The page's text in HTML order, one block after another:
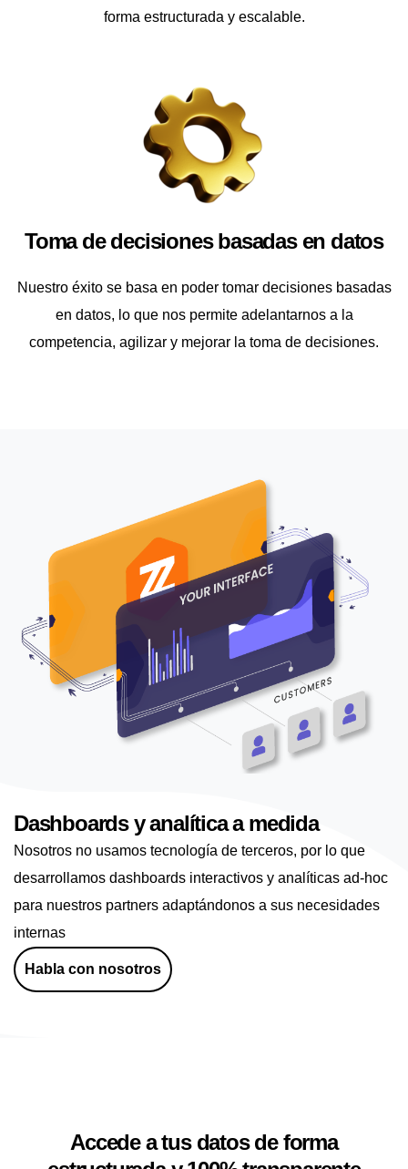
forma estructurada y escalable.
Toma de decisiones basadas en datos
Nuestro éxito se basa en poder tomar decisiones basadas
en datos, lo que nos permite adelantarnos a la
competencia, agilizar y mejorar la toma de decisiones.
Dashboards y analítica a medida
Nosotros no usamos tecnología de terceros, por lo que
desarrollamos dashboards interactivos y analíticas ad-hoc
para nuestros partners adaptándonos a sus necesidades
internas
Habla con nosotros
Accede a tus datos de forma